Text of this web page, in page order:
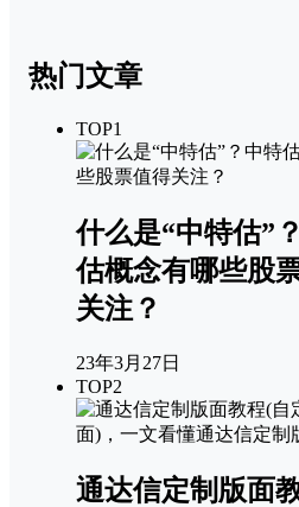
热门文章
TOP1
什么是“中特估”
估概念有哪些股
关注？
23年3月27日
TOP2
通达信定制版面